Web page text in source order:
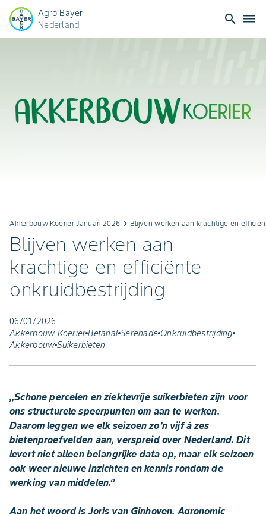
Agro Bayer
Nederland
search dehaze
Akkerbouw Koerier Januari 2026 keyboard_arrow_right Blijven werken aan krachtige en
Blijven werken aan
krachtige en efficiënte
onkruidbestrijding
06/01/2026
Akkerbouw Koerier Betanal Serenade Onkruidbestrijding
Akkerbouw Suikerbieten
,,Schone percelen en ziektevrije suikerbieten zijn voor
ons structurele speerpunten om aan te werken.
Daarom leggen we elk seizoen zo’n vijf á zes
bietenproefvelden aan, verspreid over Nederland. Dit
levert niet alleen belangrijke data op, maar elk seizoen
ook weer nieuwe inzichten en kennis rondom de
werking van middelen.‘’
Aan het woord is Joris van Ginhoven, Agronomic